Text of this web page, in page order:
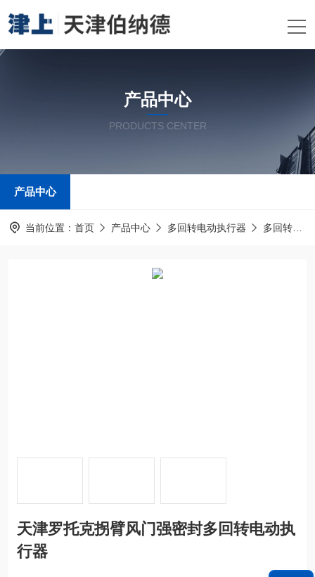
产品中心
PRODUCTS CENTER
产品中心
当前位置： 首页 产品中心 多回转电动执行器 多回转
天津罗托克拐臂风门强密封多回转电动执
行器